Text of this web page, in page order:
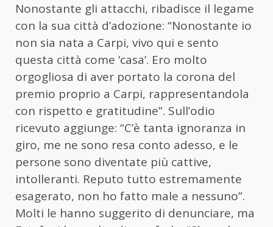
Nonostante gli attacchi, ribadisce il legame
con la sua città d’adozione: “Nonostante io
non sia nata a Carpi, vivo qui e sento
questa città come ‘casa’. Ero molto
orgogliosa di aver portato la corona del
premio proprio a Carpi, rappresentandola
con rispetto e gratitudine”. Sull’odio
ricevuto aggiunge: “C’è tanta ignoranza in
giro, me ne sono resa conto adesso, e le
persone sono diventate più cattive,
intolleranti. Reputo tutto estremamente
esagerato, non ho fatto male a nessuno”.
Molti le hanno suggerito di denunciare, ma